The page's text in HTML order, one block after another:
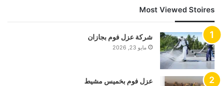
Most Viewed Stoires
شركة عزل فوم بجازان
مايو 23, 2026
عزل فوم بخميس مشيط